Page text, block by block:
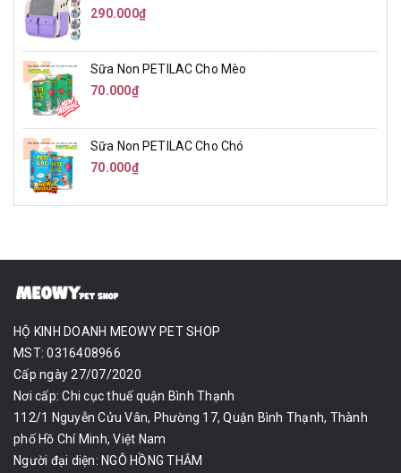
290.000₫
Sữa Non PETILAC Cho Mèo
70.000₫
Sữa Non PETILAC Cho Chó
70.000₫
HỘ KINH DOANH MEOWY PET SHOP
MST: 0316408966
Cấp ngày 27/07/2020
Nơi cấp: Chi cục thuế quận Bình Thạnh
112/1 Nguyễn Cửu Vân, Phường 17, Quận Bình Thạnh, Thành
phố Hồ Chí Minh, Việt Nam
Người đại diện: NGÔ HỒNG THẮM